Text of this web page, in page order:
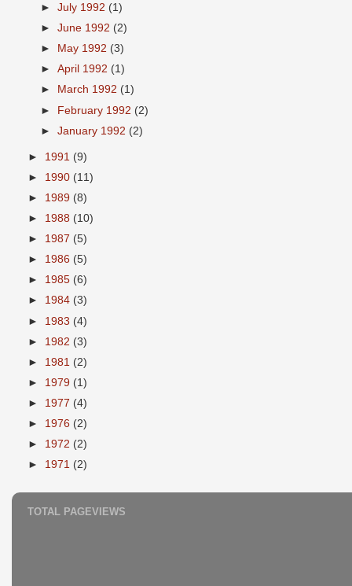
►July 1992 (1)
►June 1992 (2)
►
May 1992 (3)
►April 1992 (1)
►
March 1992 (1)
► February 1992 (2)
►January 1992 (2)
► 1991 (9)
► 1990 (11)
► 1989 (8)
► 1988 (10)
► 1987 (5)
► 1986 (5)
► 1985 (6)
► 1984 (3)
► 1983 (4)
► 1982 (3)
► 1981 (2)
► 1979 (1)
► 1977 (4)
► 1976 (2)
► 1972 (2)
► 1971 (2)
TOTAL PAGEVIEWS